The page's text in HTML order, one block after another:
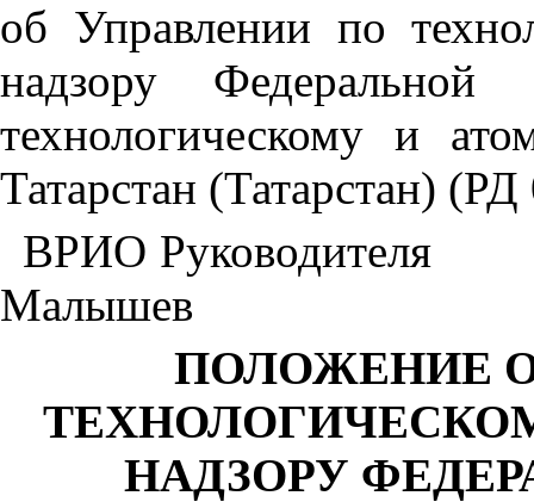
об Управлении по
надзору Федеральной
технологическому и
Татарстан (Татарстан)
ВРИО Руководителя
Малышев
ПОЛОЖЕНИЕ
НАДЗОРУ